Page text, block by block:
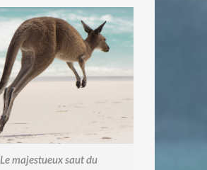
Le majestueux saut du